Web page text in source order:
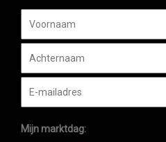
Mijn marktdag: